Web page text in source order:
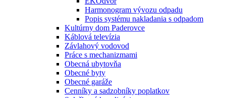
Harmonogram vývozu odpadu
Popis systému nakladania s odpadom
Kultúrny dom Paderovce
Káblová televízia
Závlahový vodovod
Práce s mechanizmami
Obecná ubytovňa
Obecné byty
Obecné garáže
Cenníky a sadzobníky poplatkov